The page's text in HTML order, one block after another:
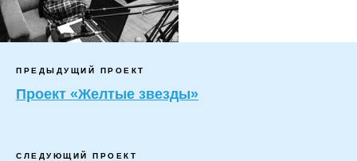
ПРЕДЫДУЩИЙ ПРОЕКТ
Проект «Желтые звезды»
СЛЕДУЮЩИЙ ПРОЕКТ